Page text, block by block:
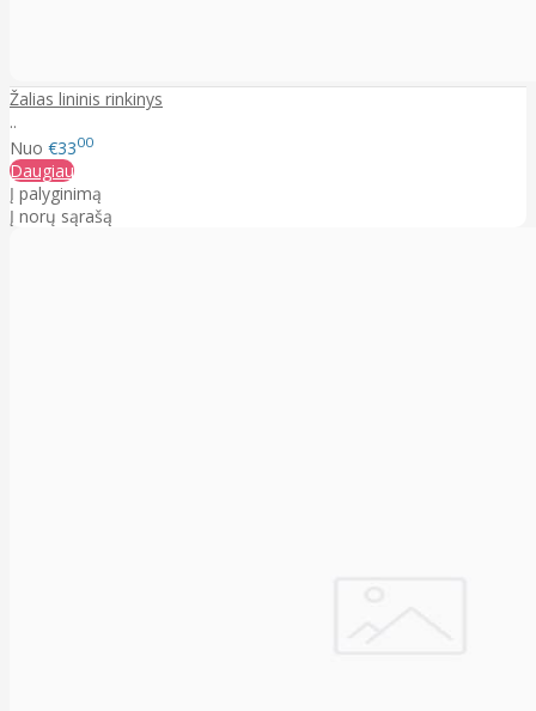
Žalias lininis rinkinys
..
Nuo €3300
Daugiau
Į palyginimą
Į norų sąrašą